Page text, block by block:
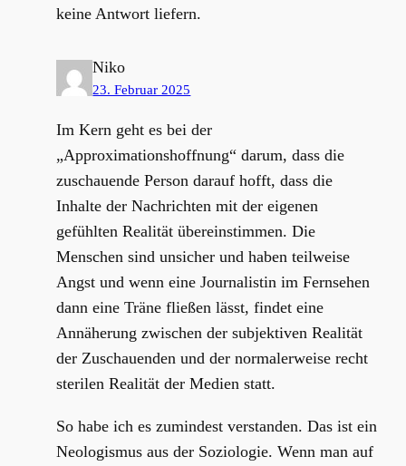
keine Antwort liefern.
Niko
23. Februar 2025
Im Kern geht es bei der
„Approximationshoffnung“ darum, dass die
zuschauende Person darauf hofft, dass die
Inhalte der Nachrichten mit der eigenen
gefühlten Realität übereinstimmen. Die
Menschen sind unsicher und haben teilweise
Angst und wenn eine Journalistin im Fernsehen
dann eine Träne fließen lässt, findet eine
Annäherung zwischen der subjektiven Realität
der Zuschauenden und der normalerweise recht
sterilen Realität der Medien statt.
So habe ich es zumindest verstanden. Das ist ein
Neologismus aus der Soziologie. Wenn man auf